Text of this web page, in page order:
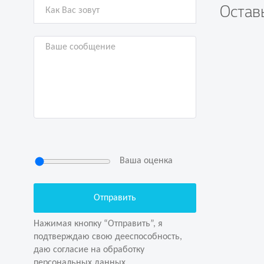
Ваша оценка
Нажимая кнопку “Отправить”, я
подтверждаю свою дееспособность,
даю согласие на обработку
Нажимая кнопку “Отправить”, я
даю согласие на обработку
персональных данных